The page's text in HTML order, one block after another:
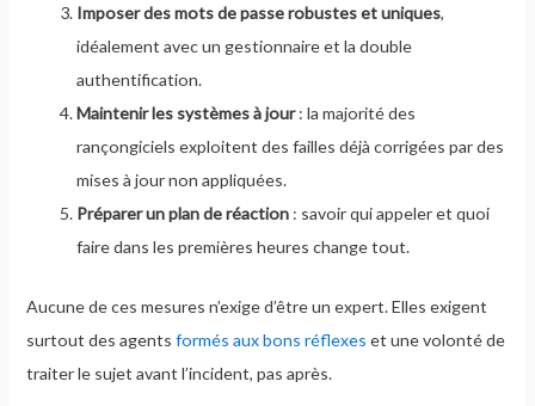
Imposer des mots de passe robustes et uniques,
idéalement avec un gestionnaire et la double
authentification.
Maintenir les systèmes à jour: la majorité des
rançongiciels exploitent des failles déjà corrigées par des
mises à jour non appliquées.
Préparer un plan de réaction : savoir qui appeler et quoi
faire dans les premières heures change tout.
Aucune de ces mesures n’exige d’être un expert. Elles exigent
surtout des agents formés aux bons réflexes et une volonté de
traiter le sujet avant l’incident, pas après.